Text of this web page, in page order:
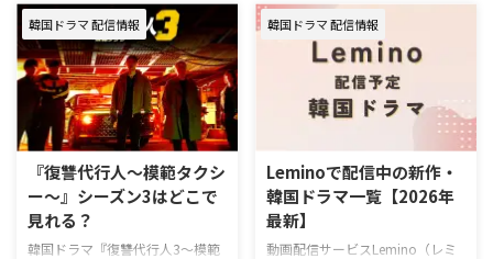
韓国ドラマ 配信情報
『復讐代行人～模範タクシ
ー～』シーズン3はどこで
見れる？
韓国ドラマ『復讐代行人3～模範
韓国ドラマ 配信情報
Leminoで配信中の新作・
韓国ドラマ一覧【2026年
最新】
動画配信サービスLemino（レミ